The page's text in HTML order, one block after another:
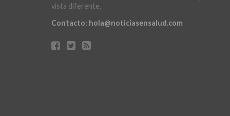
vista diferente.
Contacto: hola@noticiasensalud.com